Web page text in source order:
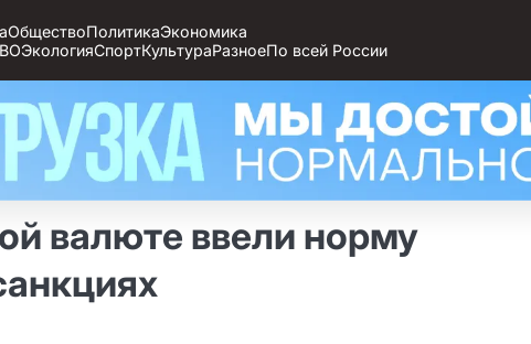
ОбществоПолитикаЭкономика
ЭкологияСпортКультураРазноеПо всей России
валюте ввели норму